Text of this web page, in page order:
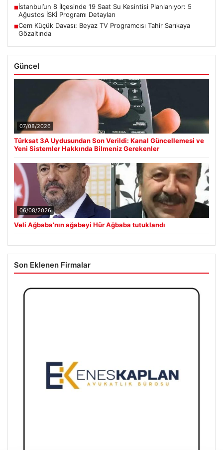
■İstanbul’un 8 İlçesinde 19 Saat Su Kesintisi Planlanıyor: 5
Ağustos İSKİ Programı Detayları
■Cem Küçük Davası: Beyaz TV Programcısı Tahir Sarıkaya
Gözaltında
Güncel
07/08/2026
Türksat 3A Uydusundan Son Verildi: Kanal Güncellemesi ve
Yeni Sistemler Hakkında Bilmeniz Gerekenler
06/08/2026
Veli Ağbaba’nın ağabeyi Hür Ağbaba tutuklandı
Son Eklenen Firmalar